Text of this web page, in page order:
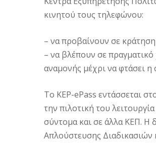
κινητού τους τηλεφώνου:
– να προβαίνουν σε
– να βλέπουν σε πραγματικό
αναμονής μέχρι να φτάσει η
Το KEP-ePass εντάσσεται
την πιλοτική του
σύντομα και σε άλλα ΚΕΠ. Η
Απλούστευσης